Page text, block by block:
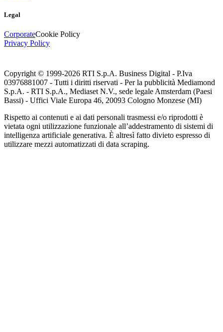
Legal
CorporateCookie Policy
Privacy Policy
Copyright © 1999-2026 RTI S.p.A. Business Digital - P.Iva
03976881007 - Tutti i diritti riservati - Per la pubblicità Mediamond
S.p.A. - RTI S.p.A., Mediaset N.V., sede legale Amsterdam (Paesi
Bassi) - Uffici Viale Europa 46, 20093 Cologno Monzese (MI)
Rispetto ai contenuti e ai dati personali trasmessi e/o riprodotti è
vietata ogni utilizzazione funzionale all’addestramento di sistemi di
intelligenza artificiale generativa. È altresì fatto divieto espresso di
utilizzare mezzi automatizzati di data scraping.